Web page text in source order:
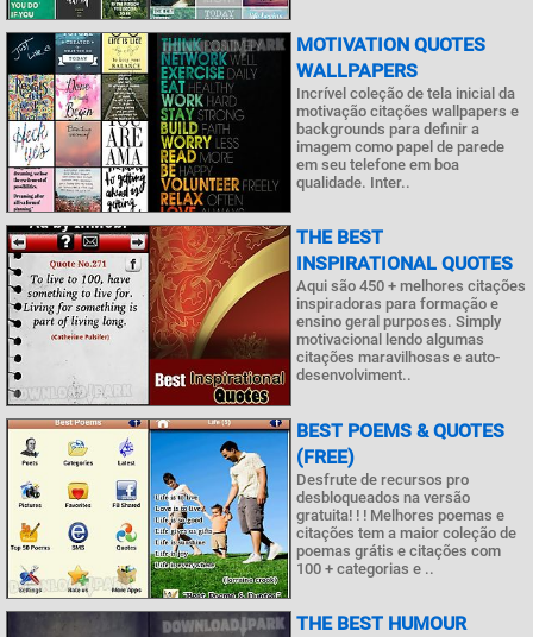
MOTIVATION QUOTES
WALLPAPERS
Incrível coleção de tela inicial da
motivação citações wallpapers e
backgrounds para definir a
imagem como papel de parede
em seu telefone em boa
qualidade. Inter..
THE BEST
INSPIRATIONAL QUOTES
Aqui são 450 + melhores citações
inspiradoras para formação e
ensino geral purposes. Simply
motivacional lendo algumas
citações maravilhosas e auto-
desenvolviment..
BEST POEMS & QUOTES
(FREE)
Desfrute de recursos pro
desbloqueados na versão
gratuita! ! ! Melhores poemas e
citações tem a maior coleção de
poemas grátis e citações com
100 + categorias e ..
THE BEST HUMOUR